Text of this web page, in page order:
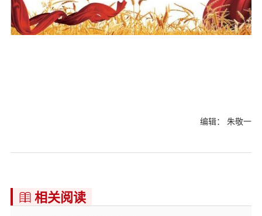
编辑： 朱敬一
 相关阅读